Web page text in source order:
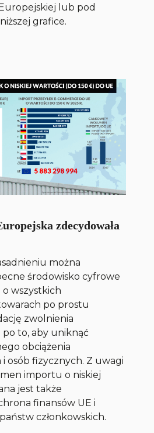
lub pod
grafice.
zdecydowała
można
środowisko cyfrowe
o wszystkich
po prostu
zwolnienia
to, aby uniknąć
obciążenia
i osób fizycznych. Z uwagi
importu o niskiej
jest także
finansów UE i
członkowskich.